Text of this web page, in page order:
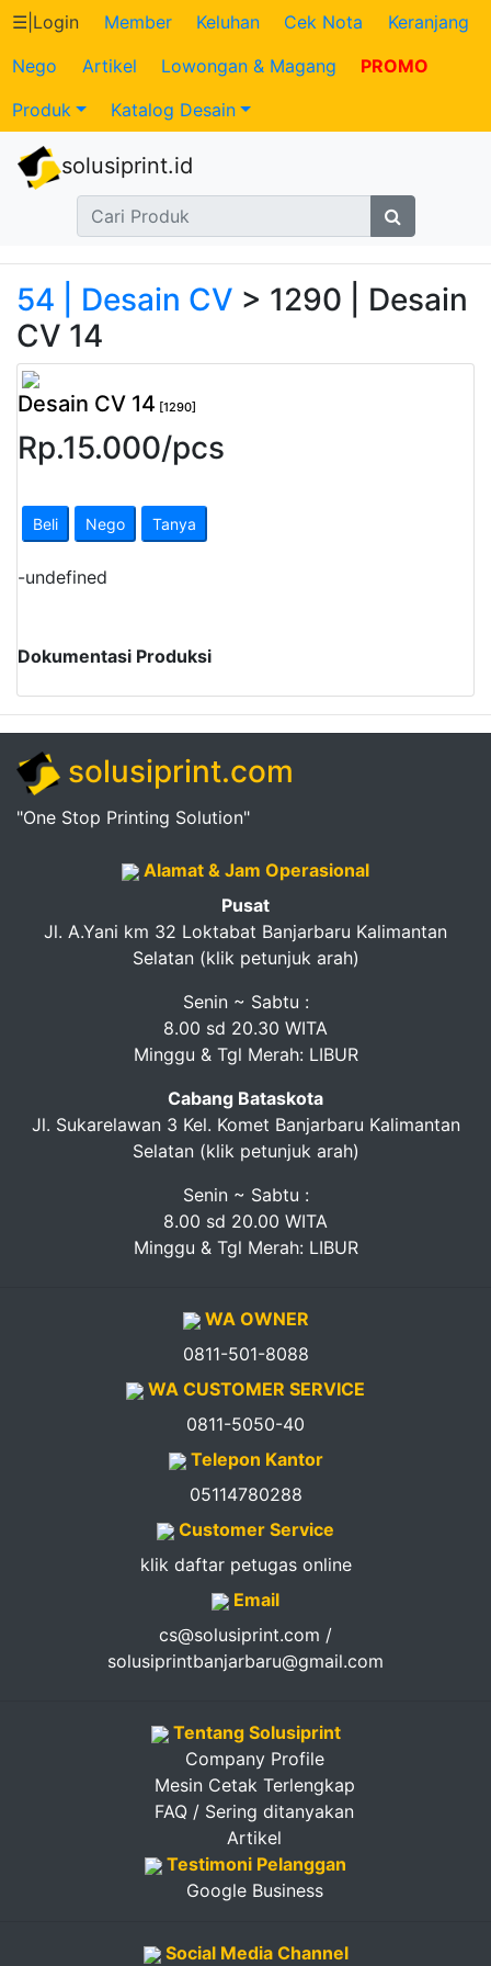
Katalog
Produk
Petugas
Transaksi
Tagihan
Berjalan
Pembayaran
Pendapatan
Fee
Password
Logout
☰ Login Member Keluhan Cek Nota
Keranjang
Nego
Artikel Lowongan & Magang
PROMO
Produk
Katalog Desain
solusiprint.id
54 | Desain CV > 1290 | Desain
CV 14
Desain CV 14 [1290]
Rp.15.000/pcs
Beli Nego Tanya
-undefined
Dokumentasi Produksi
solusiprint.com
"One Stop Printing Solution"
Alamat & Jam Operasional
Pusat
Jl. A.Yani km 32 Loktabat Banjarbaru Kalimantan
Selatan (klik petunjuk arah)
Senin ~ Sabtu :
8.00 sd 20.30 WITA
Minggu & Tgl Merah: LIBUR
Cabang Bataskota
Jl. Sukarelawan 3 Kel. Komet Banjarbaru Kalimantan
Selatan (klik petunjuk arah)
Senin ~ Sabtu :
8.00 sd 20.00 WITA
Minggu & Tgl Merah: LIBUR
WA OWNER
0811-501-8088
WA CUSTOMER SERVICE
0811-5050-40
Telepon Kantor
05114780288
Customer Service
klik daftar petugas online
Email
cs@solusiprint.com /
solusiprintbanjarbaru@gmail.com
Tentang Solusiprint
Company Profile
Mesin Cetak Terlengkap
FAQ / Sering ditanyakan
Artikel
Testimoni Pelanggan
Google Business
Social Media Channel